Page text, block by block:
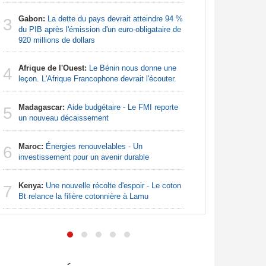
3 Gabon: La dette du pays devrait atteindre 94 %
du PIB après l'émission d'un euro-obligataire de
920 millions de dollars
4 Afrique de l'Ouest: Le Bénin nous donne une
leçon. L'Afrique Francophone devrait l'écouter.
5 Madagascar: Aide budgétaire - Le FMI reporte
un nouveau décaissement
6 Maroc: Énergies renouvelables - Un
investissement pour un avenir durable
7 Kenya: Une nouvelle récolte d'espoir - Le coton
Bt relance la filière cotonnière à Lamu